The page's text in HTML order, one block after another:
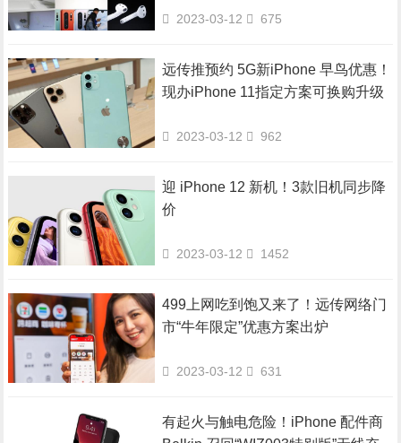
2023-03-12 675
远传推预约 5G新iPhone 早鸟优惠！
现办iPhone 11指定方案可换购升级
2023-03-12 962
迎 iPhone 12 新机！3款旧机同步降
价
2023-03-12 1452
499上网吃到饱又来了！远传网络门
市“牛年限定”优惠方案出炉
2023-03-12 631
有起火与触电危险！iPhone 配件商